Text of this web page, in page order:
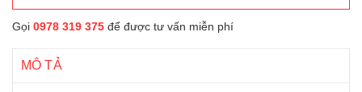
Gọi 0978 319 375 để được tư vấn miễn phí
MÔ TẢ